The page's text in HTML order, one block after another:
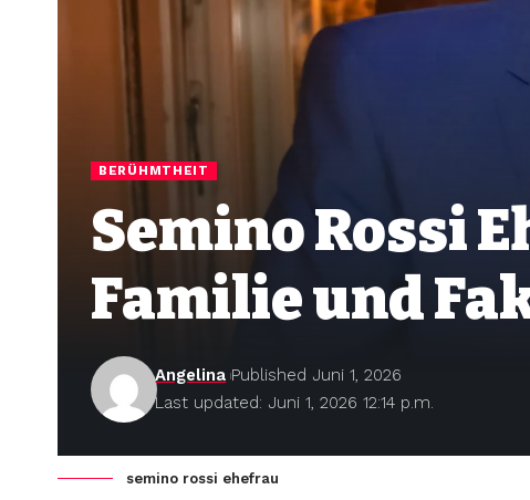
BERÜHMTHEIT
Semino Rossi
Familie und
Last updated: Juni 1, 2026 12:14 p.m.
Angelina Published Juni 1, 2026
semino rossi ehefrau